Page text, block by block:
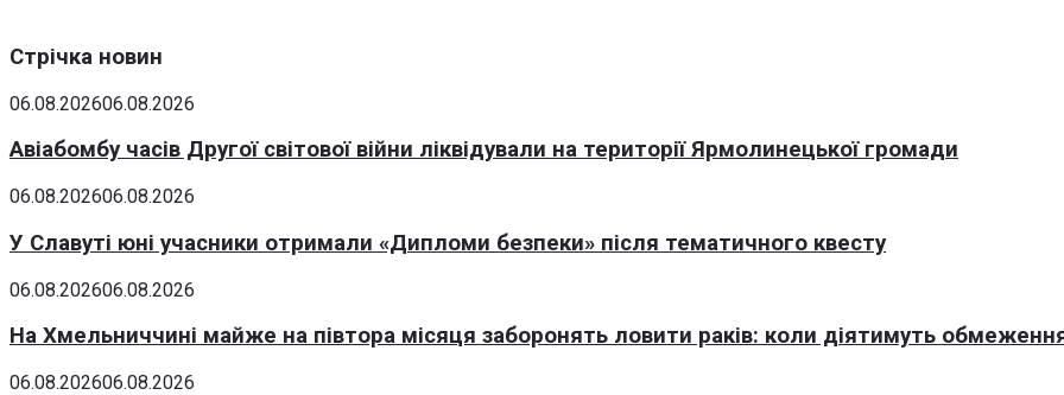
Стрічка новин
06.08.202606.08.2026
Авіабомбу часів Другої світової війни ліквідували на території Ярмолинецької громади
06.08.202606.08.2026
У Славуті юні учасники отримали «Дипломи безпеки» після тематичного квесту
06.08.202606.08.2026
На Хмельниччині майже на півтора місяця заборонять ловити раків: коли діятимуть
06.08.202606.08.2026